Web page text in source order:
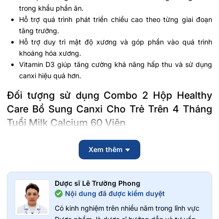
trong khẩu phần ăn.
Hỗ trợ quá trình phát triển chiều cao theo từng giai đoạn
tăng trưởng.
Hỗ trợ duy trì mật độ xương và góp phần vào quá trình
khoáng hóa xương.
Vitamin D3 giúp tăng cường khả năng hấp thu và sử dụng
canxi hiệu quả hơn.
Đối tượng sử dụng Combo 2 Hộp Healthy
Care Bổ Sung Canxi Cho Trẻ Trên 4 Tháng
Tuổi Milk Calcium 60 Viên
Sản phẩm phù hợp với:
Trẻ từ 4 tháng tuổi trở lên.
Trẻ có nhu cầu bổ sung thêm canxi và vitamin D3 theo chế
độ dinh dưỡng hoặc theo hướng dẫn của chuyên gia y tế.
Không nên sử dụng cho
Xem thêm
Dược sĩ Lê Trường Phong
Nội dung đã được kiểm duyệt
Có kinh nghiệm trên nhiều năm trong lĩnh vực